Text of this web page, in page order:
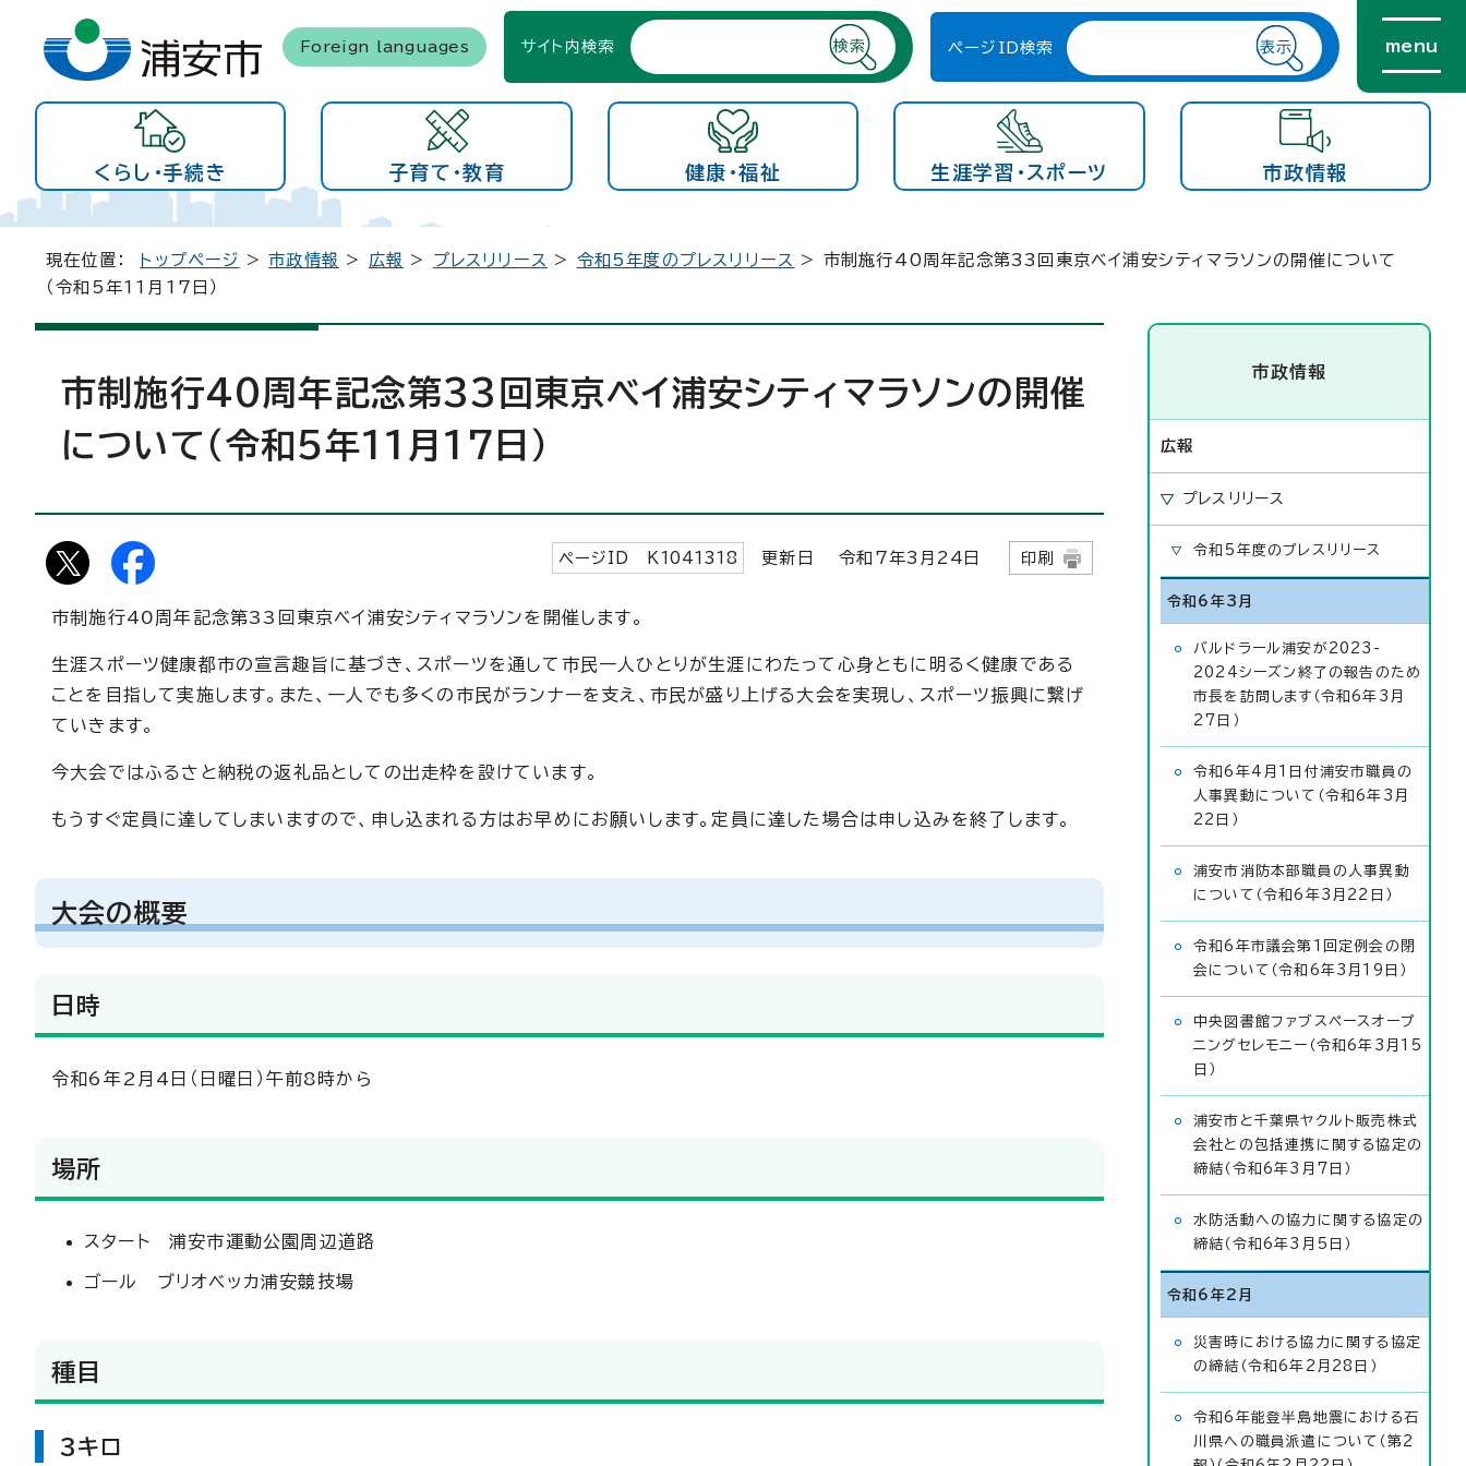
Foreign languages サイト内検索 ページID検索 menu
くらし・手続き 子育て・教育 健康・福祉 生涯学習・スポーツ 市政情報
現在位置： トップページ >市政情報 > 広報 > プレスリリース > 令和5年度のプレスリリース > 市制施行40周年記念第33回東京ベイ浦安シティマラソンの開催について
（令和5年11月17日）
市制施行40周年記念第33回東京ベイ浦安シティマラソンの開催
について（令和5年11月17日）
ページID K 1041318 更新日 令和7年3月 24 日 印刷
市制施行40周年記念第33回東京ベイ浦安シティマラソンを開催します。
生涯スポーツ健康都市の宣言趣旨に基づき、スポーツを通して市民一人ひとりが生涯にわたって心身ともに明るく健康である
ことを目指して実施します。また、一人でも多くの市民がランナーを支え、市民が盛り上げる大会を実現し、スポーツ振興に繋げ
ていきます。
今大会ではふるさと納税の返礼品としての出走枠を設けています。
もうすぐ定員に達してしまいますので、申し込まれる方はお早めにお願いします。定員に達した場合は申し込みを終了します。
大会の概要
日時
令和6年2月4日（日曜日）午前8時から
場所
スタート 浦安市運動公園周辺道路
ゴール ブリオベッカ浦安競技場
種目
3キロ
市政情報
広報
プレスリリース
令和5年度のプレスリリース
令和6年3月
バルドラール浦安が2023-
2024シーズン終了の報告のため
市長を訪問します（令和6年3月
27日）
令和6年4月1日付浦安市職員の
人事異動について（令和6年3月
22日）
浦安市消防本部職員の人事異動
について（令和6年3月22日）
令和6年市議会第1回定例会の閉
会について（令和6年3月19日）
中央図書館ファブスペースオープ
ニングセレモニー（令和6年3月15
日）
浦安市と千葉県ヤクルト販売株式
会社との包括連携に関する協定の
締結（令和6年3月7日）
水防活動への協力に関する協定の
締結（令和6年3月5日）
令和6年2月
災害時における協力に関する協定
の締結（令和6年2月28日）
令和6年能登半島地震における石
川県への職員派遣について（第2